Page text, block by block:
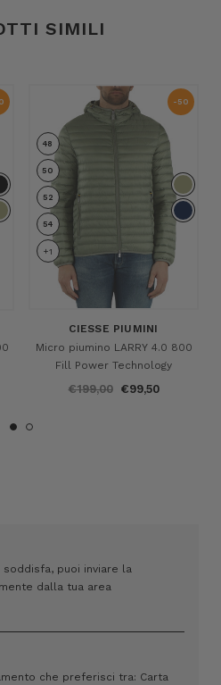
SIMILI
-50
48
50
52
54
+1
CIESSE PIUMINI
Micro piumino LARRY 4.0 800
Fill Power Technology
€199,00 €99,50
puoi inviare la
dalla tua area
che preferisci tra: Carta